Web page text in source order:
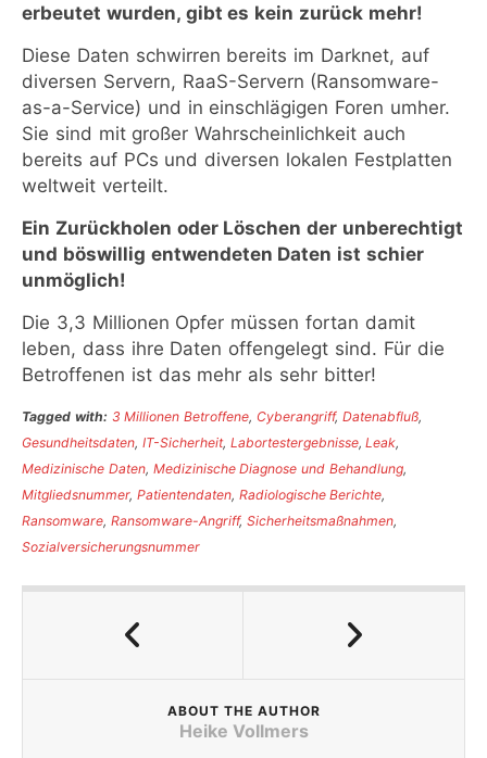
erbeutet wurden, gibt es kein zurück mehr!
Diese Daten schwirren bereits im Darknet, auf
diversen Servern, RaaS-Servern (Ransomware-
as-a-Service) und in einschlägigen Foren umher.
Sie sind mit großer Wahrscheinlichkeit auch
bereits auf PCs und diversen lokalen Festplatten
weltweit verteilt.
Ein Zurückholen oder Löschen der unberechtigt
und böswillig entwendeten Daten ist schier
unmöglich!
Die 3,3 Millionen Opfer müssen fortan damit
leben, dass ihre Daten offengelegt sind. Für die
Betroffenen ist das mehr als sehr bitter!
Tagged with: 3 Millionen Betroffene, Cyberangriff, Datenabfluß,
Gesundheitsdaten, IT-Sicherheit, Labortestergebnisse,Leak,
Medizinische Daten, Medizinische Diagnose und Behandlung,
Mitgliedsnummer, Patientendaten, Radiologische Berichte,
Ransomware, Ransomware-Angriff, Sicherheitsmaßnahmen,
Sozialversicherungsnummer
ABOUT THE AUTHOR
Heike Vollmers